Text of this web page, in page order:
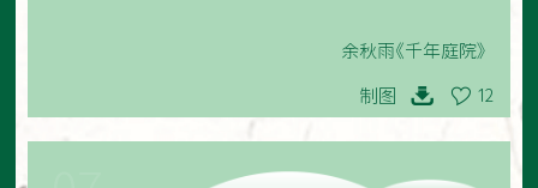
余秋雨《千年庭院》
制图 12